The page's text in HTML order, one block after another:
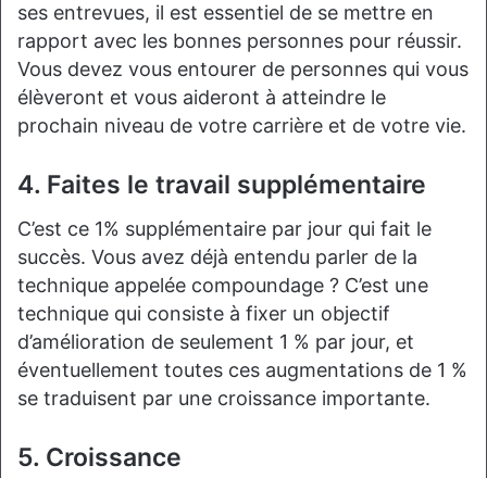
ses entrevues, il est essentiel de se mettre en
rapport avec les bonnes personnes pour réussir.
Vous devez vous entourer de personnes qui vous
élèveront et vous aideront à atteindre le
prochain niveau de votre carrière et de votre vie.
4. Faites le travail supplémentaire
C’est ce 1% supplémentaire par jour qui fait le
succès. Vous avez déjà entendu parler de la
technique appelée compoundage ? C’est une
technique qui consiste à fixer un objectif
d’amélioration de seulement 1 % par jour, et
éventuellement toutes ces augmentations de 1 %
se traduisent par une croissance importante.
5. Croissance